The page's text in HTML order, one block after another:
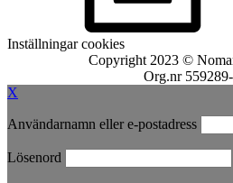
Inställningar cookies
Copyright 2023 ©
Org.nr
X
Användarnamn eller e-postadress
Lösenord